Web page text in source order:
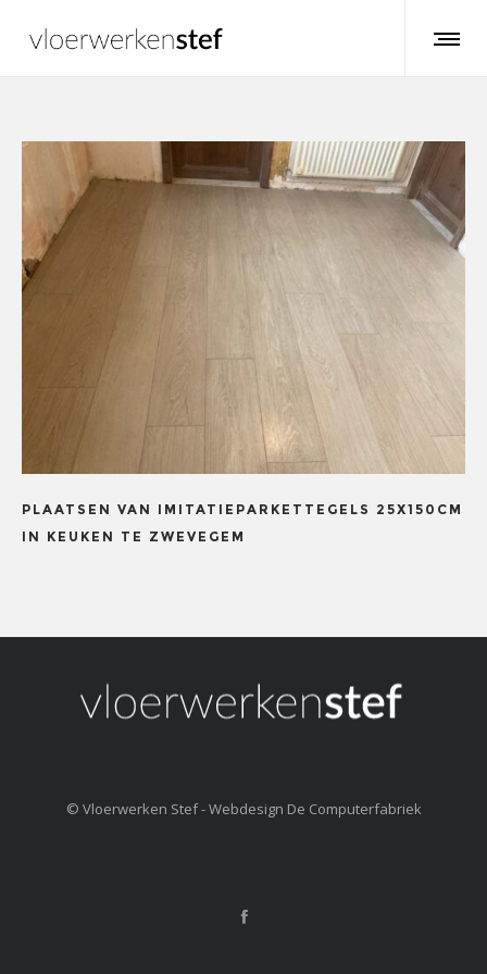
PLAATSEN VAN IMITATIEPARKETTEGELS 25X150CM
IN KEUKEN TE ZWEVEGEM
© Vloerwerken Stef - Webdesign De Computerfabriek